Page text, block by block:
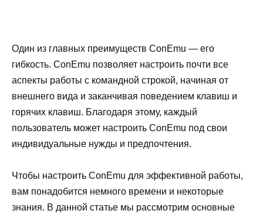
Один из главных преимуществ ConEmu — его
гибкость. ConEmu позволяет настроить почти все
аспекты работы с командной строкой, начиная от
внешнего вида и заканчивая поведением клавиш и
горячих клавиш. Благодаря этому, каждый
пользователь может настроить ConEmu под свои
индивидуальные нужды и предпочтения.
Чтобы настроить ConEmu для эффективной работы,
вам понадобится немного времени и некоторые
знания. В данной статье мы рассмотрим основные